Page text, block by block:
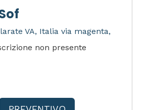
VA, Italia via magenta,
non presente